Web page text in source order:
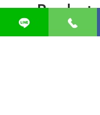
Products